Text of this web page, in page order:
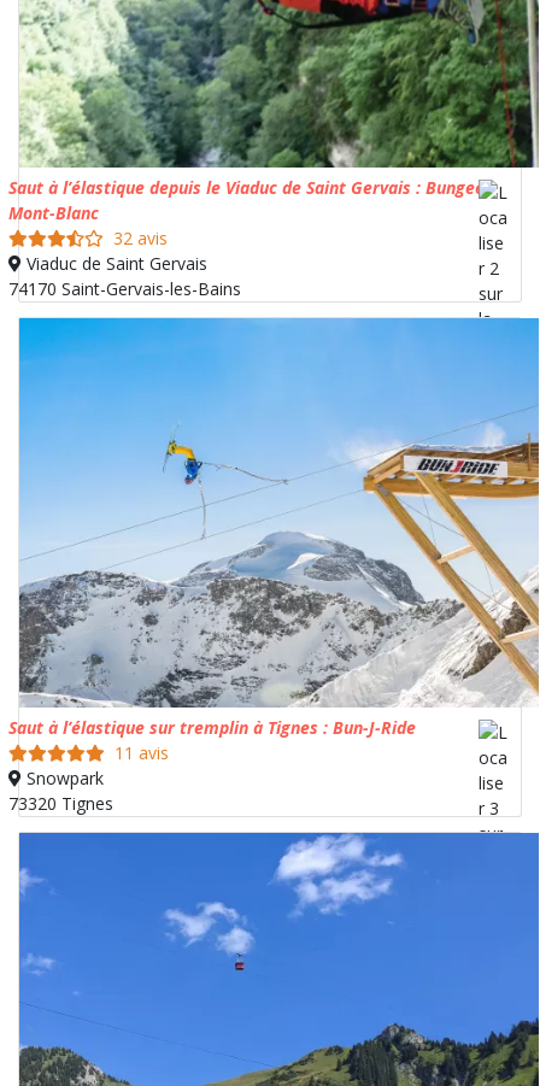
Saut à l’élastique depuis le Viaduc de Saint Gervais : Bungee
Mont-Blanc
32 avis
Viaduc de Saint Gervais
74170 Saint-Gervais-les-Bains
Saut à l’élastique sur tremplin à Tignes : Bun-J-Ride
11 avis
Snowpark
73320 Tignes